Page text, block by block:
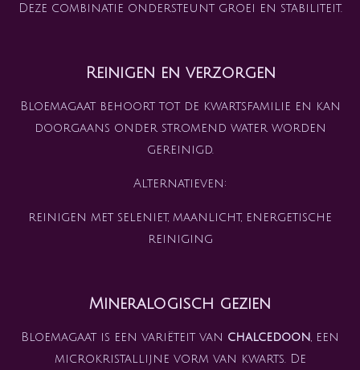
Deze combinatie ondersteunt groei en stabiliteit.
Reinigen en verzorgen
Bloemagaat behoort tot de kwartsfamilie en kan
doorgaans onder stromend water worden
gereinigd.
Alternatieven:
reinigen met seleniet, maanlicht, energetische
reiniging
Mineralogisch gezien
Bloemagaat is een variëteit van chalcedoon , een
microkristallijne vorm van kwarts. De